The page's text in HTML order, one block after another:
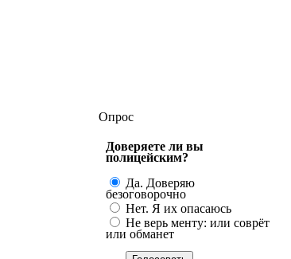
Опрос
Доверяете ли вы
полицейским?
Да. Доверяю
безоговорочно
Нет. Я их опасаюсь
Не верь менту: или соврёт
или обманет